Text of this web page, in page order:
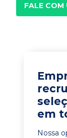
FALE COM
em
Nossa